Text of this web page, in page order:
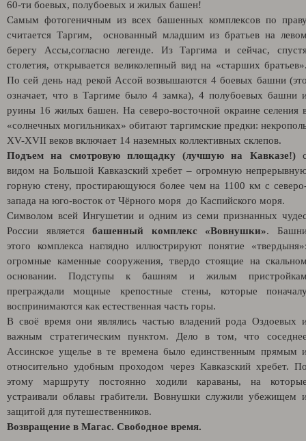
60-ти боевых, полубоевых и жилых башен!
Самым фотогеничным из всех башенных комплексов по
считается Таргим, основанный младшим из братьев на
берегу Ассы,согласно легенде. Из Таргима и сейчас,
столетия, открывается великолепный вид на «старших
По сей день над рекой Ассой возвышаются 4 боевых башни
означает, что в Таргиме было 4 замка), 4 полубоевых башни
руины 16 жилых башен. На северо-восточной окраине селения
«солнечных могильниках» обитают таргимские предки:
XV-XVII веков включает 14 наземных коллективных склепов.
Подъем на смотровую площадку (лучшую на Кавказе!)
видом на Большой Кавказский хребет – огромную
горную стену, простирающуюся более чем на 1100 км с
запада на юго-восток от Чёрного моря до Каспийского моря.
Символом всей Ингушетии и одним из семи признанных
России являетсябашенный комплекс «Вовнушки».
этого комплекса наглядно иллюстрируют понятие
огромные каменные сооружения, твердо стоящие на
основании. Подступы к башням и жилым
преграждали мощные крепостные стены, которые
воспринимаются как естественная часть горы.
В своё время они являлись частью владений рода Оздоевых
важным стратегическим пунктом. Дело в том, что
Ассинское ущелье в те времена было единственным прямым
относительно удобным проходом через Кавказский хребет.
этому маршруту постоянно ходили караваны, на
устраивали облавы грабители. Вовнушки служили убежищем
защитой для путешественников.
Возвращение в Магас. Свободное время.